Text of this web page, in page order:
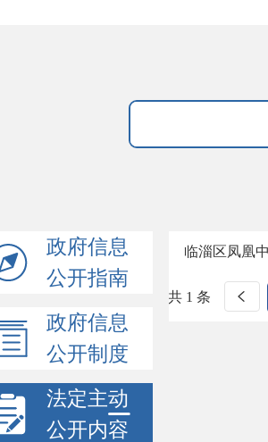
政府信息
公开指南
政府信息
公开制度
法定主动
公开内容
临淄区凤凰
共 1 条